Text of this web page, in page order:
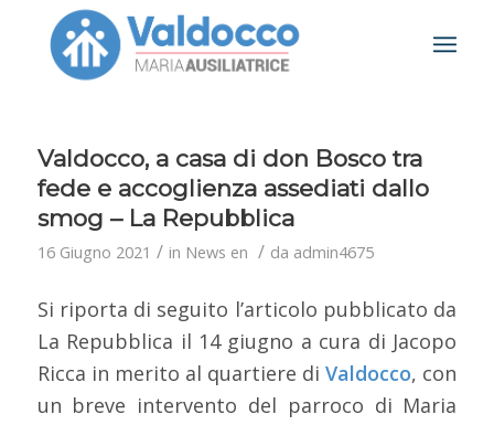
Valdocco, a casa di don Bosco tra
fede e accoglienza assediati dallo
smog – La Repubblica
16 Giugno 2021 / in News en / da admin4675
Si riporta di seguito l’articolo pubblicato da
La Repubblica il 14 giugno a cura di Jacopo
Ricca in merito al quartiere diValdocco, con
un breve intervento del parroco di Maria